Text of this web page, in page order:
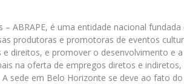
ABRAPE, é uma entidade nacional
produtoras e promotoras de eventos
direitos, e promover o desenvolvimento e
na oferta de empregos diretos e indiretos,
sede em Belo Horizonte se deve ao fato